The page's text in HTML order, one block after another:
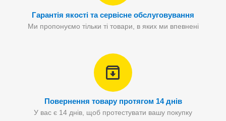
Гарантія якості та сервісне обслуговування
Ми пропонуємо тільки ті товари, в яких ми впевнені
Повернення товару протягом 14 днів
У вас є 14 днів, щоб протестувати вашу покупку